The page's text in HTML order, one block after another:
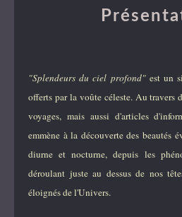
"Splendeurs du ciel profond"est un
offerts par la voûte céleste. Au travers
voyages, mais aussi d'articles
emmène à la découverte des beautés
diurne et nocturne, depuis les
déroulant juste au dessus de nos
éloignés de l'Univers.